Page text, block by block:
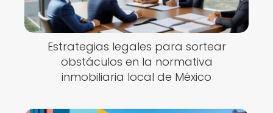
Estrategias legales para sortear
obstáculos en la normativa
inmobiliaria local de México